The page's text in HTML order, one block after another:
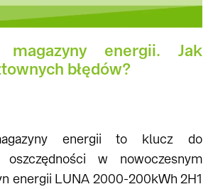
magazyny energii. Jak
błędów?
energii to klucz do
w nowoczesnym
energii LUNA 2000-200kWh 2H1